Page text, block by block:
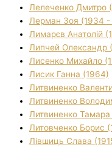
Лелеченко Дмитро
Лерман Зоя (1934 -
Лимарєв Анатолій
Липчей Олександр
Лисенко Михайло
Лисик Ганна (1964)
Литвиненко
Литвиненко
Литвиненко
Литовченко Борис
Лівшиць Слава